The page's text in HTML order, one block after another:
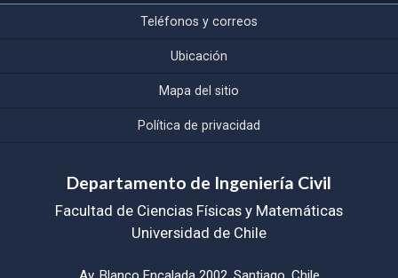
Teléfonos y correos
Ubicación
Mapa del sitio
Política de privacidad
Departamento de Ingeniería Civil
Facultad de Ciencias Físicas y Matemáticas
Universidad de Chile